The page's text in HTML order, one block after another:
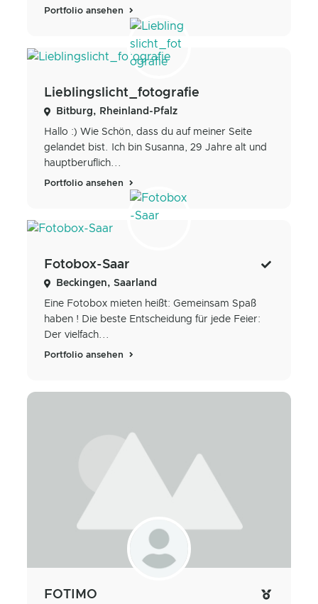
Portfolio ansehen
Lieblingslicht_fotografie
Bitburg, Rheinland-Pfalz
Hallo :) Wie Schön, dass du auf meiner Seite
gelandet bist. Ich bin Susanna, 29 Jahre alt und
hauptberuflich...
Portfolio ansehen
Fotobox-Saar
Beckingen, Saarland
Eine Fotobox mieten heißt: Gemeinsam Spaß
haben ! Die beste Entscheidung für jede Feier:
Der vielfach...
Portfolio ansehen
FOTIMO